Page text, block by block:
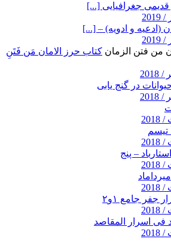
قدیمی جغرافیایی [...]
(ادعیه و ادویه) – [...]
کتاب حرز الامان مَن فَتَنِ
در گنج یابی
تیسم
– پنج
جفر جامع ۱و۲
فی اسرار المقاصد